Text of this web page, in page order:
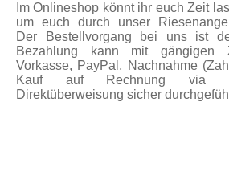
Im Onlineshop könnt ihr euch Zeit
um euch durch unser
Der Bestellvorgang bei uns ist
Bezahlung kann mit gängigen
Vorkasse, PayPal, Nachnahme
Kauf auf Rechnung via
Direktüberweisung sicher